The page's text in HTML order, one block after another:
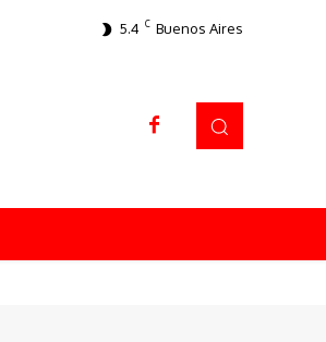
5.4 C Buenos Aires